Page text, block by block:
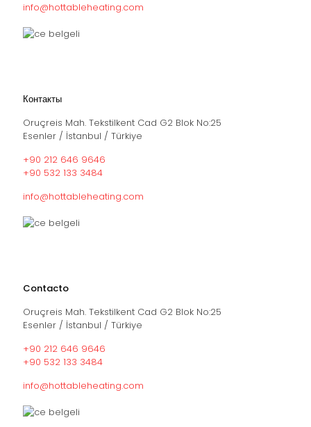
info@hottableheating.com
Контакты
Oruçreis Mah. Tekstilkent Cad G2 Blok No:25
Esenler / İstanbul / Türkiye
+90 212 646 9646
+90 532 133 3484
info@hottableheating.com
Contacto
Oruçreis Mah. Tekstilkent Cad G2 Blok No:25
Esenler / İstanbul / Türkiye
+90 212 646 9646
+90 532 133 3484
info@hottableheating.com